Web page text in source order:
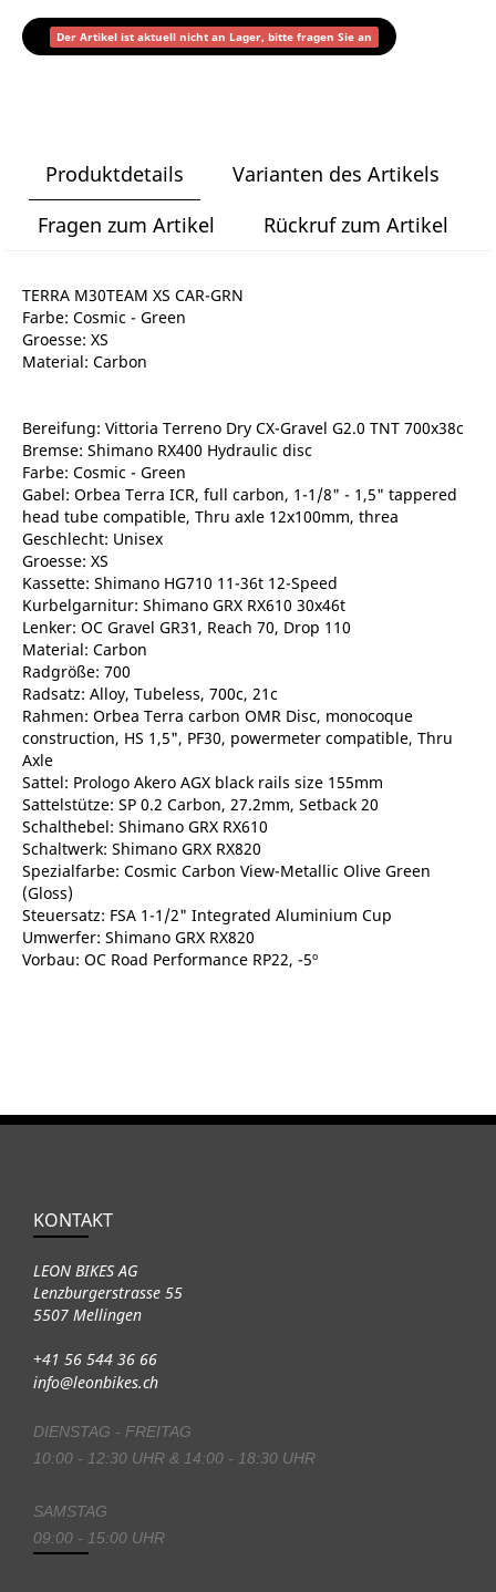
Der Artikel ist aktuell nicht an Lager, bitte fragen Sie an
Produktdetails
Varianten des Artikels
Fragen zum Artikel
Rückruf zum Artikel
TERRA M30TEAM XS CAR-GRN
Farbe: Cosmic - Green
Groesse: XS
Material: Carbon
Bereifung: Vittoria Terreno Dry CX-Gravel G2.0 TNT 700x38c
Bremse: Shimano RX400 Hydraulic disc
Farbe: Cosmic - Green
Gabel: Orbea Terra ICR, full carbon, 1-1/8" - 1,5" tappered
head tube compatible, Thru axle 12x100mm, threa
Geschlecht: Unisex
Groesse: XS
Kassette: Shimano HG710 11-36t 12-Speed
Kurbelgarnitur: Shimano GRX RX610 30x46t
Lenker: OC Gravel GR31, Reach 70, Drop 110
Material: Carbon
Radgröße: 700
Radsatz: Alloy, Tubeless, 700c, 21c
Rahmen: Orbea Terra carbon OMR Disc, monocoque
construction, HS 1,5", PF30, powermeter compatible, Thru
Axle
Sattel: Prologo Akero AGX black rails size 155mm
Sattelstütze: SP 0.2 Carbon, 27.2mm, Setback 20
Schalthebel: Shimano GRX RX610
Schaltwerk: Shimano GRX RX820
Spezialfarbe: Cosmic Carbon View-Metallic Olive Green
(Gloss)
Steuersatz: FSA 1-1/2" Integrated Aluminium Cup
Umwerfer: Shimano GRX RX820
Vorbau: OC Road Performance RP22, -5º
KONTAKT
LEON BIKES AG
Lenzburgerstrasse 55
5507 Mellingen
+41 56 544 36 66
info@leonbikes.ch
DIENSTAG - FREITAG
10:00 - 12:30 UHR & 14:00 - 18:30 UHR
SAMSTAG
09:00 - 15:00 UHR